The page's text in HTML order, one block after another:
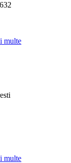
multe
multe